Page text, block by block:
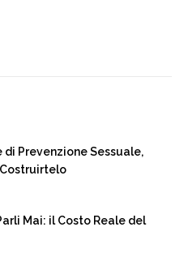
di Prevenzione Sessuale,
Mai: il Costo Reale del